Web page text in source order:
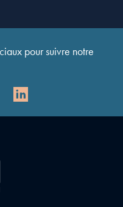
pour suivre notre